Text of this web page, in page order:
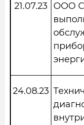
21.07.23 ООО
24.08.23